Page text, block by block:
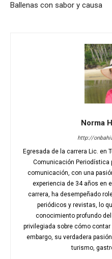
Ballenas con sabor y causa
Norma
http://
Egresada de la carrera Lic. en
Comunicación Periodística
comunicación, con una
experiencia de 34 años en
carrera, ha desempeñado
periódicos y revistas, lo
conocimiento profundo
privilegiada sobre cómo
embargo, su verdadera
turismo,